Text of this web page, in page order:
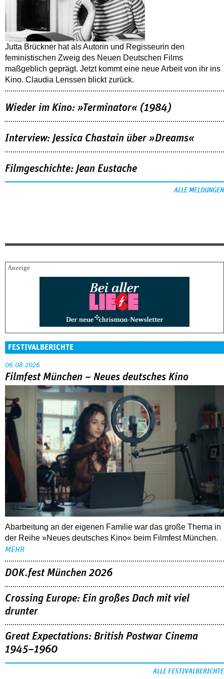
Jutta Brückner hat als Autorin und Regisseurin den
feministischen Zweig des Neuen Deutschen Films
maßgeblich geprägt. Jetzt kommt eine neue Arbeit von ihr ins
Kino. Claudia Lenssen blickt zurück.
Wieder im Kino: »Terminator« (1984)
Interview: Jessica Chastain über »Dreams«
Filmgeschichte: Jean Eustache
ALLE MELDUNGEN
FESTIVALBERICHTE
06.08.2026
Filmfest München – Neues deutsches Kino
Abarbeitung an der eigenen Familie war das große Thema in
der Reihe »Neues deutsches Kino« beim Filmfest München.
MEHR
DOK.fest München 2026
Crossing Europe: Ein großes Dach mit viel
drunter
Great Expectations: British Postwar Cinema
1945–1960
ALLE FESTIVALBERICHTE